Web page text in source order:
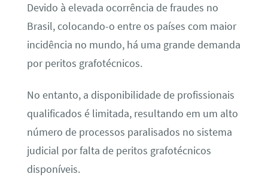
Devido à elevada ocorrência de fraudes no
Brasil, colocando-o entre os países com maior
incidência no mundo, há uma grande demanda
por peritos grafotécnicos.
No entanto, a disponibilidade de profissionais
qualificados é limitada, resultando em um alto
número de processos paralisados no sistema
judicial por falta de peritos grafotécnicos
disponíveis.